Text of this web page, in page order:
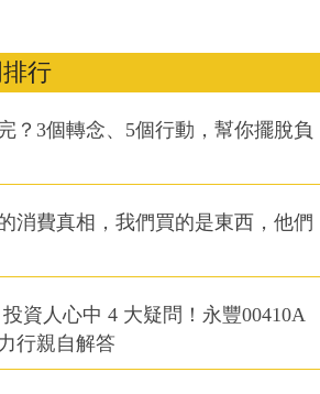
行
？3個轉念、5個行動，幫你擺脫負
消費真相，我們買的是東西，他們
資人心中 4 大疑問！永豐00410A
行親自解答